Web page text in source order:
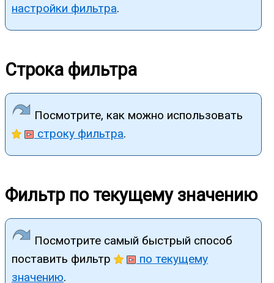
настройки фильтра.
Строка фильтра
Посмотрите, как можно использовать
строку фильтра.
Фильтр по текущему значению
Посмотрите самый быстрый способ
поставить фильтр
по текущему
значению.